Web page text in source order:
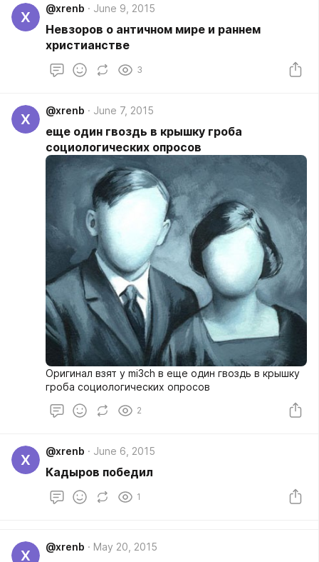
голову петру порошенко, в левом нижнем -
X
@xrenb June 9, 2015
Невзоров о античном мире и раннем
христианстве
3
X
@xrenb June 7, 2015
еще один гвоздь в крышку гроба
социологических опросов
Оригинал взят у mi3ch в еще один гвоздь в крышку
гроба социологических опросов
2
X
@xrenb June 6, 2015
Кадыров победил
1
X
@xrenb May 20, 2015